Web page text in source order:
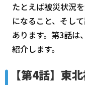
たとえば被災状況
になること、そし
あります。第3話は
紹介します。
【第4話】東